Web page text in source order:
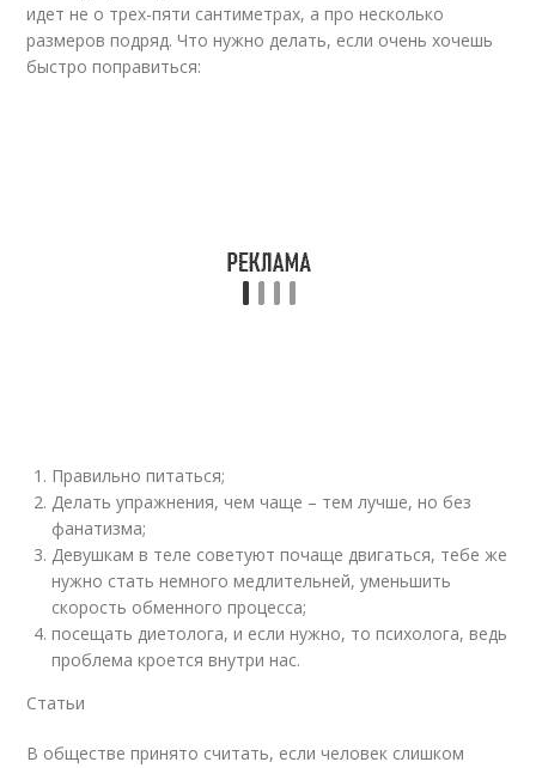
идет не о трех-пяти сантиметрах, а про несколько
размеров подряд. Что нужно делать, если очень хочешь
быстро поправиться:
Правильно питаться;
Делать упражнения, чем чаще – тем лучше, но без
фанатизма;
Девушкам в теле советуют почаще двигаться, тебе же
нужно стать немного медлительней, уменьшить
скорость обменного процесса;
посещать диетолога, и если нужно, то психолога, ведь
проблема кроется внутри нас.
Статьи
В обществе принято считать, если человек слишком